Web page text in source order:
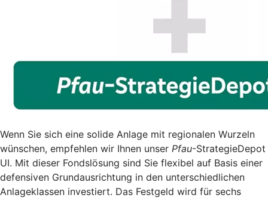
Wenn Sie sich eine solide Anlage mit regionalen Wurzeln
wünschen, empfehlen wir Ihnen unser Pfau-StrategieDepot
UI. Mit dieser Fondslösung sind Sie flexibel auf Basis einer
defensiven Grundausrichtung in den unterschiedlichen
Anlageklassen investiert. Das Festgeld wird für sechs